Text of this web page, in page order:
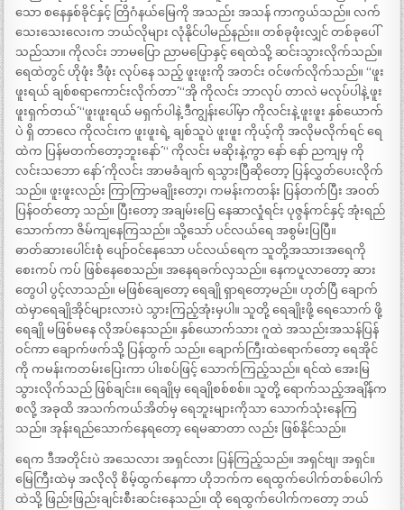
သော စနေနှစ်ခိုင်နှင့် တြိဂံနယ်မြေကို အသည်း အသန် ကာကွယ်သည်။ လက်
သေးသေးလေးက ဘယ်လိုများ လုံနိုင်ပါမည်နည်း။ တစ်ခုဖုံးလျှင် တစ်ခုပေါ်
သည်သာ။ ကိုလင်း ဘာမပြော ညာမပြောနှင့် ရေထဲသို့ ဆင်းသွားလိုက်သည်။
ရေထဲတွင် ဟိုဖုံး ဒီဖုံး လုပ်နေ သည့် ဖူးဖူးကို အတင်း ဝင်ဖက်လိုက်သည်။ “ဖူး
ဖူးရယ် ချစ်စရာကောင်းလိုက်တာ´´ “အို ကိုလင်း ဘာလုပ် တာလဲ မလုပ်ပါနဲ့ ဖူး
ဖူးရှက်တယ်´´ “ဖူးဖူးရယ် မရှက်ပါနဲ့ ဒီကျွန်းပေါ်မှာ ကိုလင်းနဲ့ ဖူးဖူး နှစ်ယောက်
ပဲ ရှိ တာလေ ကိုလင်းက ဖူးဖူးရဲ့ ချစ်သူပဲ ဖူးဖူး ကိုယ့်ကို အလိုမလိုက်ရင် ရေ
ထဲက ပြန်မတက်တော့ဘူးနော်´´ “ ကိုလင်း မဆိုးနဲ့ကွာ နော် နော် ညကျမှ ကို
လင်းသဘော နော်´´ ကိုလင်း အာမခံချက် ရသွားပြီဆိုတော့ ပြန်လွှတ်ပေးလိုက်
သည်။ ဖူးဖူးလည်း ကြာကြာမချိုးတော့၊ ကမန်းကတန်း ပြန်တက်ပြီး အဝတ်
ပြန်ဝတ်တော့ သည်။ ပြီးတော့ အချမ်းပြေ နေဆာလှုံရင်း ပုဇွန်ကင်နှင့် အုံးရည်
သောက်ကာ ဇိမ်ကျနေကြသည်။ သို့သော် ပင်လယ်ရေ အစွမ်းပြပြီ။
ဓာတ်ဆားပေါင်းစုံ ပျော်ဝင်နေသော ပင်လယ်ရေက သူတို့အသားအရေကို
စေးကပ် ကပ် ဖြစ်နေစေသည်။ အနေရခက်လှသည်။ နေကပူလာတော့ ဆား
တွေပါ ပွင့်လာသည်။ မဖြစ်ချေတော့ ရေချို ရှာရတော့မည်။ ဟုတ်ပြီ ချောက်
ထဲမှာရေချိုအိုင်များလားပဲ သွားကြည့်အုံးမှပါ။ သူတို့ ရေချိုးဖို့ ရေသောက် ဖို့
ရေချို မဖြစ်မနေ လိုအပ်နေသည်။ နှစ်ယောက်သား ဂူထဲ အသည်းအသန်ပြန်
ဝင်ကာ ချောက်ဖက်သို့ ပြန်ထွက် သည်။ ချောက်ကြီးထဲရောက်တော့ ရေအိုင်
ကို ကမန်းကတမ်းပြေးကာ ပါးစပ်ဖြင့် သောက်ကြည့်သည်။ ရင်ထဲ အေးမြ
သွားလိုက်သည် ဖြစ်ချင်း။ ရေချိုမှ ရေချိုစစ်စစ်။ သူတို့ ရောက်သည့်အချိန်က
စလို့ အခုထိ အသက်ကယ်အိတ်မှ ရေဘူးများကိုသာ သောက်သုံးနေကြ
သည်။ အုန်းရည်သောက်နေရတော့ ရေမဆာတာ လည်း ဖြစ်နိုင်သည်။
ရေက ဒီအတိုင်းပဲ အသေလား အရှင်လား ပြန်ကြည့်သည်။ အရှင်ဗျ၊ အရှင်။
မြေကြီးထဲမှ အလိုလို စိမ့်ထွက်နေကာ ဟိုဘက်က ရေထွက်ပေါက်တစ်ပေါက်
ထဲသို့ ဖြည်းဖြည်းချင်းစီးဆင်းနေသည်။ ထို ရေထွက်ပေါက်ကတော့ ဘယ်